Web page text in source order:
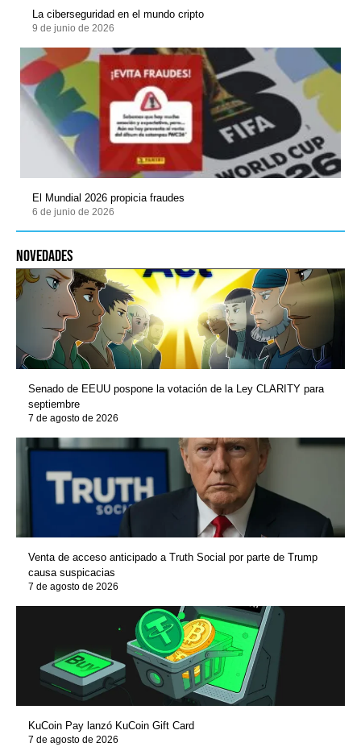
La ciberseguridad en el mundo cripto
9 de junio de 2026
El Mundial 2026 propicia fraudes
6 de junio de 2026
novedades
Senado de EEUU pospone la votación de la Ley CLARITY para
septiembre
7 de agosto de 2026
Venta de acceso anticipado a Truth Social por parte de Trump
causa suspicacias
7 de agosto de 2026
KuCoin Pay lanzó KuCoin Gift Card
7 de agosto de 2026